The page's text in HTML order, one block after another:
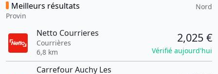
Meilleurs résultats
Provin
Nord
Netto Courrieres
Courrières
6,8 km
2,025 €
Vérifié aujourd'hui
Carrefour Auchy Les